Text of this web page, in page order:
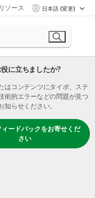
ソース 日本語 (変更)
に立ちましたか?
はコンテンツにタイポ、ステ
術的エラーなどの問題が見つ
知らせください。
ィードバックをお寄せくだ
さい